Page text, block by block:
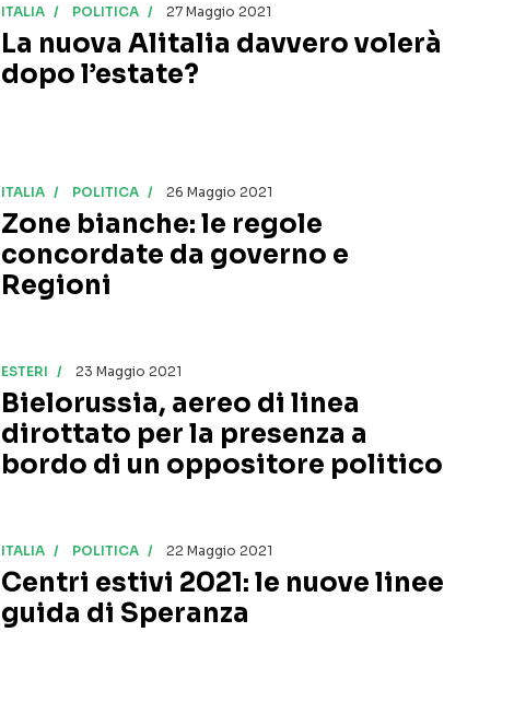
ITALIA POLITICA 27 Maggio 2021
La nuova Alitalia davvero volerà
dopo l’estate?
ITALIA POLITICA 26 Maggio 2021
Zone bianche: le regole
concordate da governo e
Regioni
ESTERI 23 Maggio 2021
Bielorussia, aereo di linea
dirottato per la presenza a
bordo di un oppositore politico
ITALIA POLITICA 22 Maggio 2021
Centri estivi 2021: le nuove linee
guida di Speranza